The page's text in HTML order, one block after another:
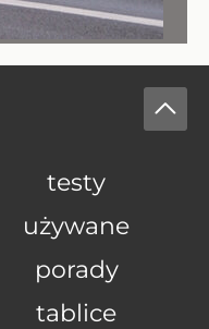
testy
używane
porady
tablice